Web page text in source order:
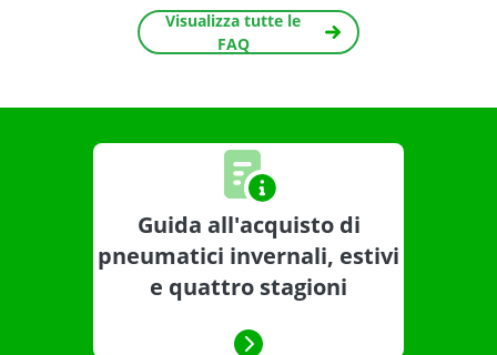
Visualizza tutte le
FAQ
Guida all'acquisto di
pneumatici invernali, estivi
e quattro stagioni